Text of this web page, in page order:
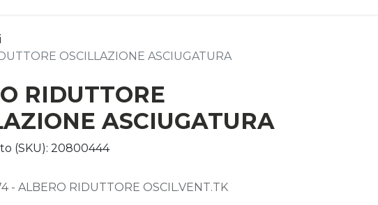
OSCILLAZIONE ASCIUGATURA
RIDUTTORE
ASCIUGATURA
(SKU): 20800444
- ALBERO RIDUTTORE OSCIL.VENT.TK